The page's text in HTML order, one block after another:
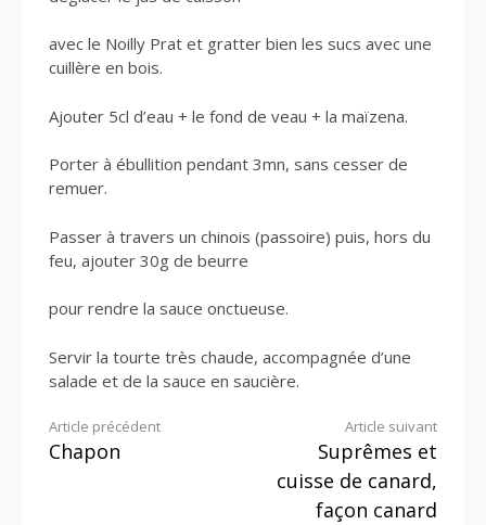
avec le Noilly Prat et gratter bien les sucs avec une
cuillère en bois.
Ajouter 5cl d’eau + le fond de veau + la maïzena.
Porter à ébullition pendant 3mn, sans cesser de
remuer.
Passer à travers un chinois (passoire) puis, hors du
feu, ajouter 30g de beurre
pour rendre la sauce onctueuse.
Servir la tourte très chaude, accompagnée d’une
salade et de la sauce en saucière.
Lire
Article précédent
Chapon
Article suivant
Suprêmes et
cuisse de canard,
façon canard